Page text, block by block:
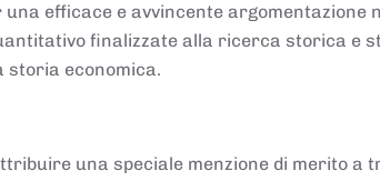
efficace e avvincente
finalizzate alla ricerca storica e
storia economica.
una speciale menzione di merito a